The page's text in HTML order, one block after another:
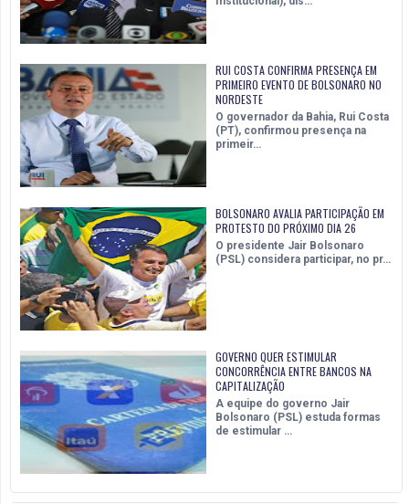
RUI COSTA CONFIRMA PRESENÇA EM
PRIMEIRO EVENTO DE BOLSONARO NO
NORDESTE
O governador da Bahia, Rui Costa
(PT), confirmou presença na
primeir…
BOLSONARO AVALIA PARTICIPAÇÃO EM
PROTESTO DO PRÓXIMO DIA 26
O presidente Jair Bolsonaro
(PSL) considera participar, no pr…
GOVERNO QUER ESTIMULAR
CONCORRÊNCIA ENTRE BANCOS NA
CAPITALIZAÇÃO
A equipe do governo Jair
Bolsonaro (PSL) estuda formas
de estimular …